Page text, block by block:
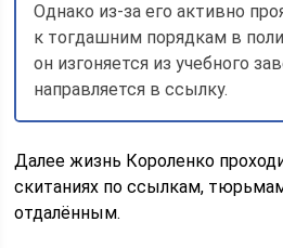
Однако из-за его активно
к тогдашним порядкам в
он изгоняется из учебного
направляется в ссылку.
Далее жизнь Короленко
скитаниях по ссылкам,
отдалённым.